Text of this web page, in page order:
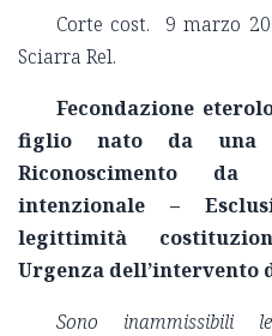
Corte cost. 9 marzo
Sciarra Rel.
Fecondazione
figlio nato da una
Riconoscimento
intenzionale –
legittimità
Urgenza dell’intervento
Sono inammissibili